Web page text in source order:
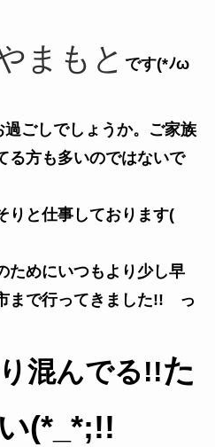
まもと です(*ﾉω
過ごしでしょうか。ご家族
る方も多いのではないで
りと仕事しております(
ためにいつもより少し早
まで行ってきました!! っ
混んでる!!た
(*_*;!!